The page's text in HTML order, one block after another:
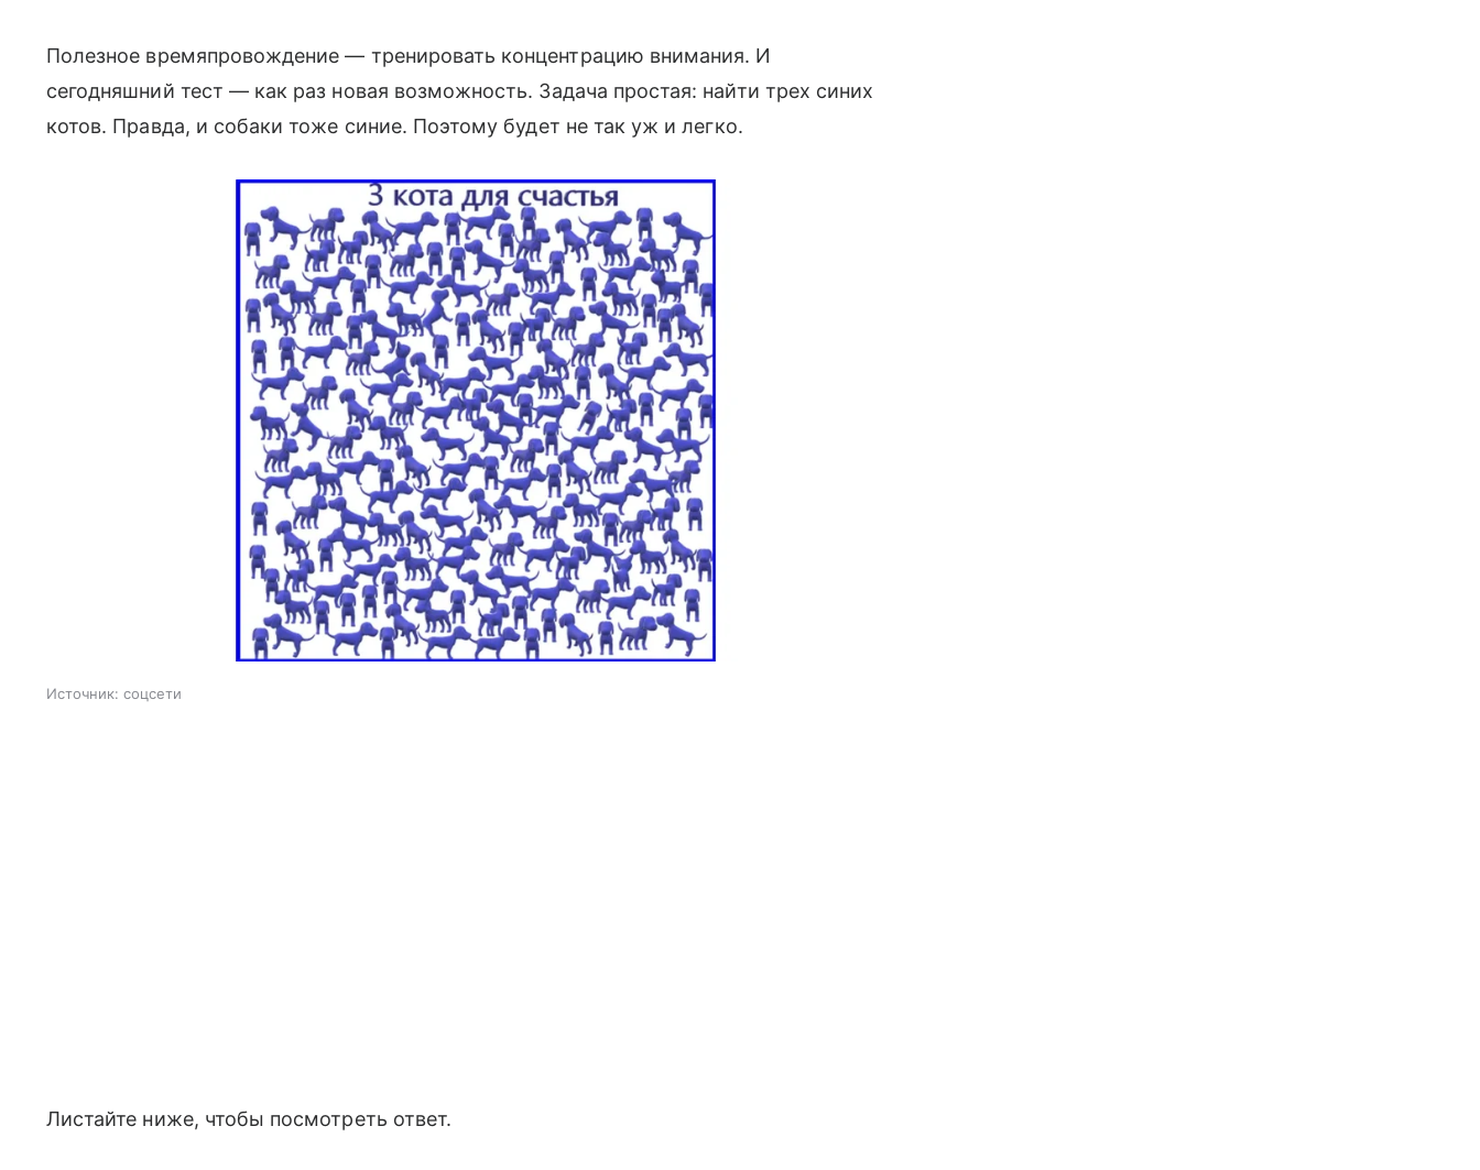
Полезное времяпровождение — тренировать концентрацию внимания. И
сегодняшний тест — как раз новая возможность. Задача простая: найти трех синих
котов. Правда, и собаки тоже синие. Поэтому будет не так уж и легко.
Источник: соцсети
Листайте ниже, чтобы посмотреть ответ.